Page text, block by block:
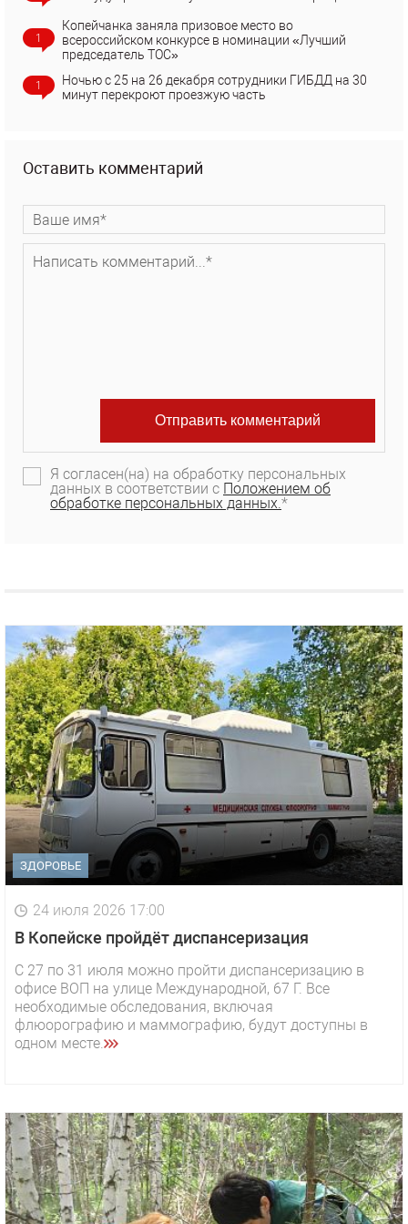
1
Копейчанка заняла призовое место во
всероссийском конкурсе в номинации «Лучший
председатель ТОС»
1
Ночью с 25 на 26 декабря сотрудники ГИБДД на 30
минут перекроют проезжую часть
Оставить комментарий
Я согласен(на) на обработку персональных
данных в соответствии с Положением об
обработке персональных данных.*
ЗДОРОВЬЕ
24 июля 2026 17:00
В Копейске пройдёт диспансеризация
С 27 по 31 июля можно пройти диспансеризацию в
офисе ВОП на улице Международной, 67 Г. Все
необходимые обследования, включая
флюорографию и маммографию, будут доступны в
одном месте.